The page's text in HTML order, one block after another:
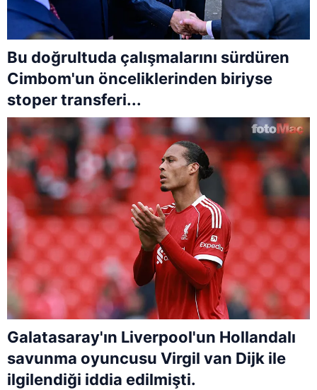
Bu doğrultuda çalışmalarını sürdüren
Cimbom'un önceliklerinden biriyse
stoper transferi...
Galatasaray'ın Liverpool'un Hollandalı
savunma oyuncusu Virgil van Dijk ile
ilgilendiği iddia edilmişti.